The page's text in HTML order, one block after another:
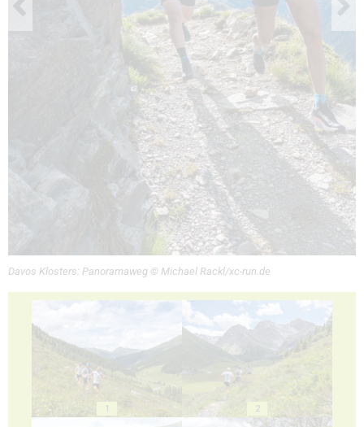
Davos Klosters: Panoramaweg © Michael Rackl/xc-run.de
1 2